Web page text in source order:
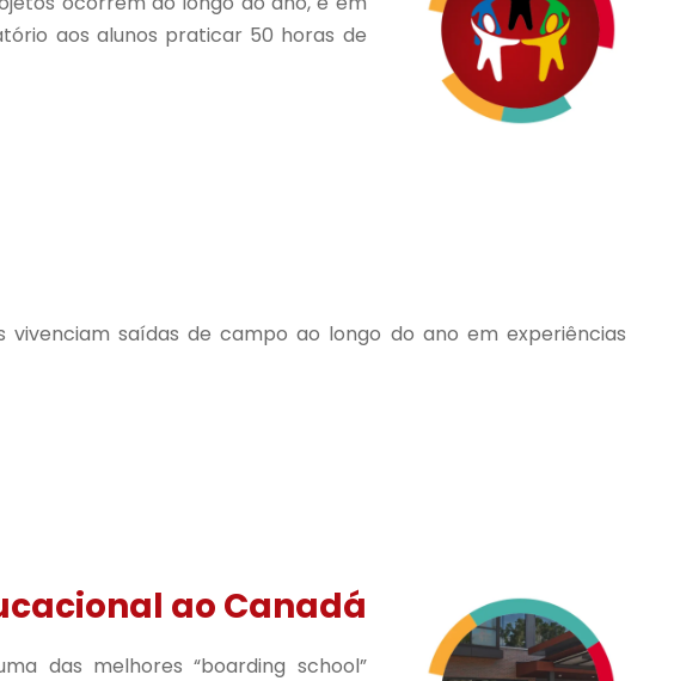
aos alunos praticar 50 horas de
saídas de campo ao longo do ano em experiências
ao Canadá
das melhores “boarding school”